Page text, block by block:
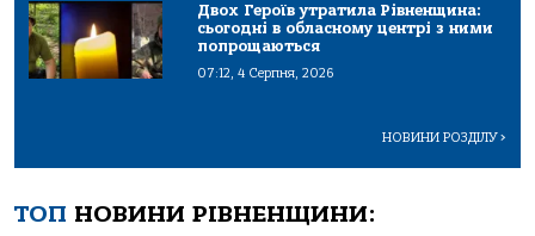
Двох Героїв утратила Рівненщина:
сьогодні в обласному центрі з ними
попрощаються
07:12, 4 Серпня, 2026
НОВИНИ РОЗДІЛУ>
ТОП НОВИНИ РІВНЕНЩИНИ: